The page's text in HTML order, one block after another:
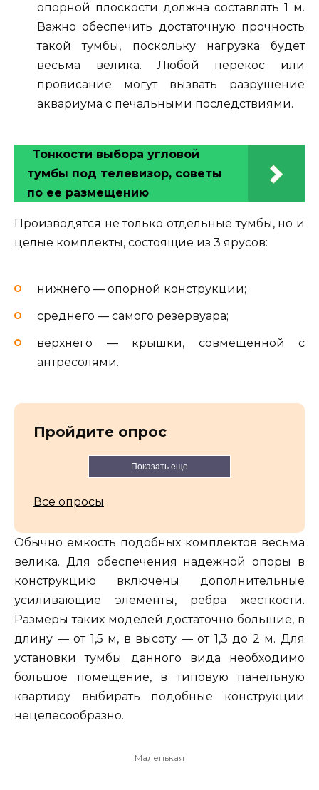
опорной плоскости должна составлять 1 м.
Важно обеспечить достаточную прочность
такой тумбы, поскольку нагрузка будет
весьма велика. Любой перекос или
провисание могут вызвать разрушение
аквариума с печальными последствиями.
Тонкости выбора угловой
тумбы под телевизор, советы
по ее размещению
Производятся не только отдельные тумбы, но и
целые комплекты, состоящие из 3 ярусов:
нижнего — опорной конструкции;
среднего — самого резервуара;
верхнего — крышки, совмещенной с
антресолями.
Пройдите опрос
Показать еще
Все опросы
Обычно емкость подобных комплектов весьма
велика. Для обеспечения надежной опоры в
конструкцию включены дополнительные
усиливающие элементы, ребра жесткости.
Размеры таких моделей достаточно большие, в
длину — от 1,5 м, в высоту — от 1,3 до 2 м. Для
установки тумбы данного вида необходимо
большое помещение, в типовую панельную
квартиру выбирать подобные конструкции
нецелесообразно.
Маленькая